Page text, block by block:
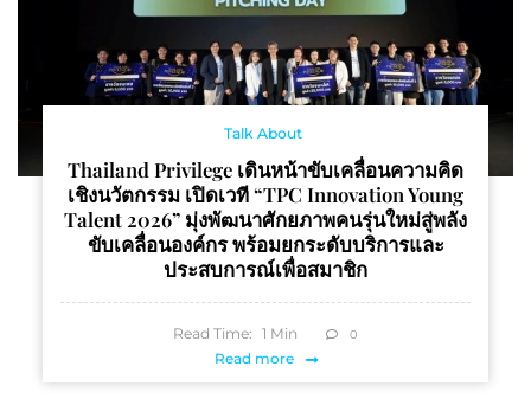
Talk About
Thailand Privilege เดินหน้าขับเคลื่อนความคิด
เชิงนวัตกรรม เปิดเวที “TPC Innovation Young
Talent 2026” มุ่งพัฒนาศักยภาพคนรุ่นใหม่สู่พลัง
ขับเคลื่อนองค์กร พร้อมยกระดับบริการและ
ประสบการณ์เพื่อสมาชิก
Read Time: 1 Min 0
Read more